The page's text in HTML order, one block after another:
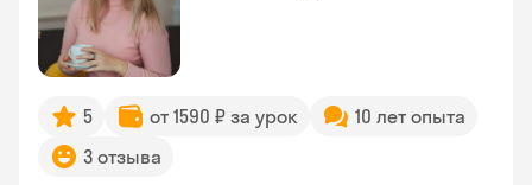
5 от 1590 ₽ за урок
10 лет опыта
3 отзыва